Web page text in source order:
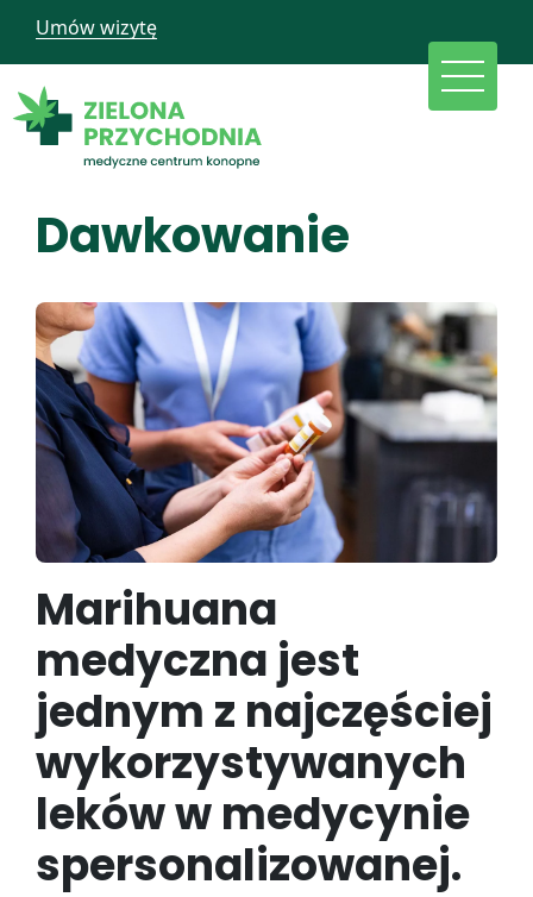
Umów wizytę
Dawkowanie
Marihuana
medyczna jest
jednym z najczęściej
wykorzystywanych
leków w medycynie
spersonalizowanej.